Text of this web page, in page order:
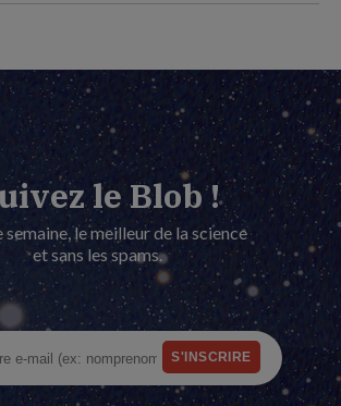
le Blob !
semaine, le meilleur de la science
et sans les spams.